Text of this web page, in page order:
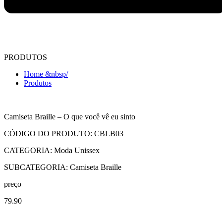
PRODUTOS
Home &nbsp/
Produtos
Camiseta Braille – O que você vê eu sinto
CÓDIGO DO PRODUTO: CBLB03
CATEGORIA: Moda Unissex
SUBCATEGORIA: Camiseta Braille
preço
79.90